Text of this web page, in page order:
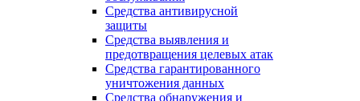
Средства антивирусной
защиты
Средства выявления и
предотвращения целевых атак
Средства гарантированного
уничтожения данных
Средства обнаружения и